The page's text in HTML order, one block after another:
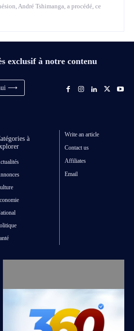
André Tshimanga, a procédé, ce
exclusif à notre contenu
⟶
à
Write an article
Contact us
Affiliates
Email